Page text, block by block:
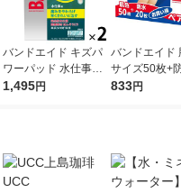
バンドエイド キズパ
ワーパッド 水仕事用
10枚 120012 1セット
1,495円
バンドエイド
サイズ50枚+
イズ20枚
833円